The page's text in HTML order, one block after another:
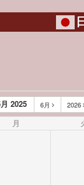
2025 6月 2026
月